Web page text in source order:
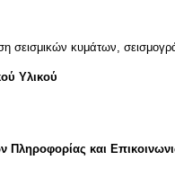
σεισμικών κυμάτων,
Υλικού
Πληροφορίας και